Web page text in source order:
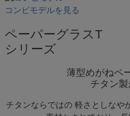
コンビモデルを見る
ペーパーグラスT
シリーズ
薄型めがねペ
チタン製
チタンならではの 軽さとしなや
キーワードで探す